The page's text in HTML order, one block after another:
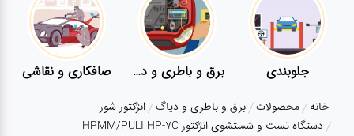
سایت
ارتباط
درباره
ما
جلوبندی برق و باطری و دیاگ صافکاری و نقاشی
خانه محصولات برق و باطری و دیاگ انژکتور شور
دستگاه تست و شستشوی انژکتور HPMM/PULI HP-7C